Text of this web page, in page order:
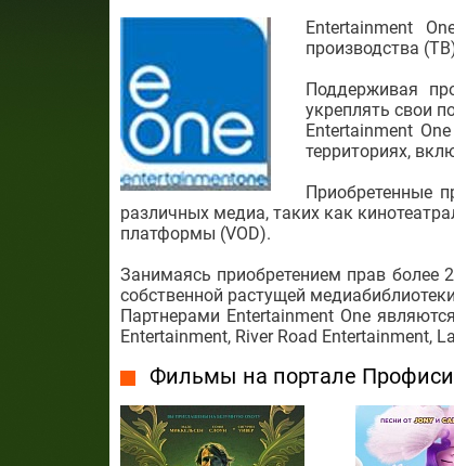
Entertainment
производства
Поддерживая
укреплять свои
Entertainment
территориях,
Приобретенные
различных медиа, таких как
платформы (VOD).
Занимаясь приобретением прав более
собственной растущей
Партнерами Entertainment One
Entertainment, River Road Entertainment,
Фильмы на портале